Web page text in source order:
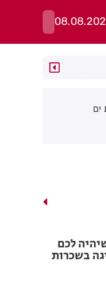
ברמת
לכם
בשכרות